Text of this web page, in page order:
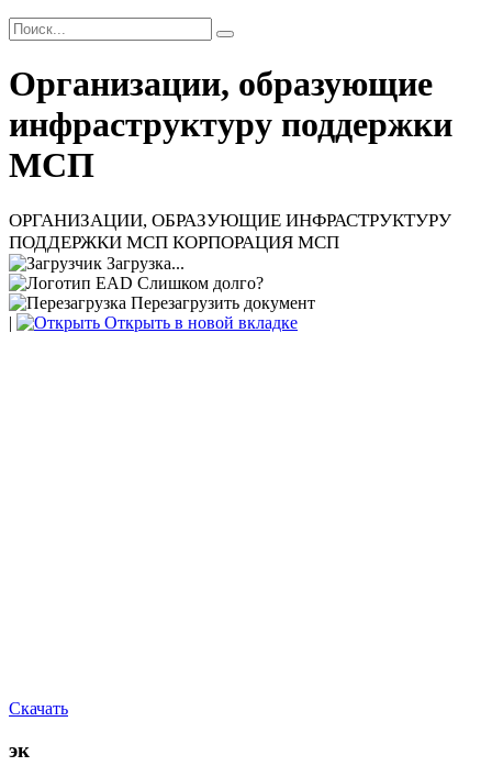
Организации, образующие
инфраструктуру поддержки
МСП
ОРГАНИЗАЦИИ, ОБРАЗУЮЩИЕ ИНФРАСТРУКТУРУ
ПОДДЕРЖКИ МСП КОРПОРАЦИЯ МСП
Загрузка...
Слишком долго?
Перезагрузить документ
|
Открыть в новой вкладке
Скачать
эк